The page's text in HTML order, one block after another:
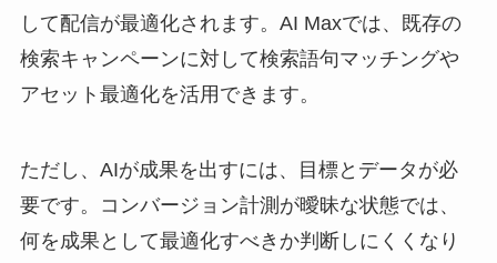
して配信が最適化されます。AI Maxでは、既存の
検索キャンペーンに対して検索語句マッチングや
アセット最適化を活用できます。
ただし、AIが成果を出すには、目標とデータが必
要です。コンバージョン計測が曖昧な状態では、
何を成果として最適化すべきか判断しにくくなり